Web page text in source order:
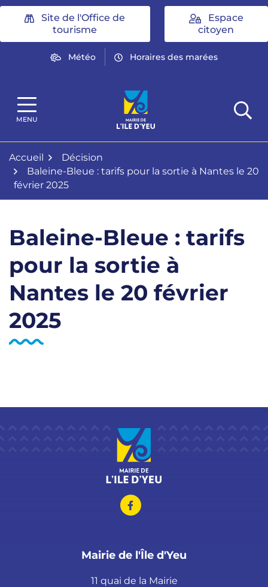
Gestion des traceurs
Aller
Météo Horaires des marées
Site de l'Office de
tourisme
Espace
citoyen
MENU Mairie de l'Île d'Yeu
Accueil
Décision
Baleine-Bleue : tarifs pour la sortie à Nantes le 20
février 2025
Baleine-Bleue : tarifs
pour la sortie à
Nantes le 20 février
2025
Lien vers le compte
Mairie de l'Île d'Yeu
11 quai de la Mairie